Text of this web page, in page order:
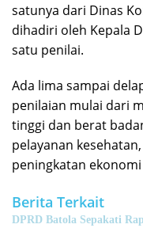
satunya dari Dinas
dihadiri oleh Kepala
satu penilai.
Ada lima sampai
penilaian mulai dari
tinggi dan berat
pelayanan
peningkatan
Berita Terkait
DPRD Batola Sepakati